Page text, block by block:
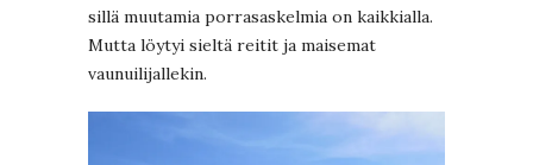
sillä muutamia porrasaskelmia on kaikkialla.
Mutta löytyi sieltä reitit ja maisemat
vaunuilijallekin.